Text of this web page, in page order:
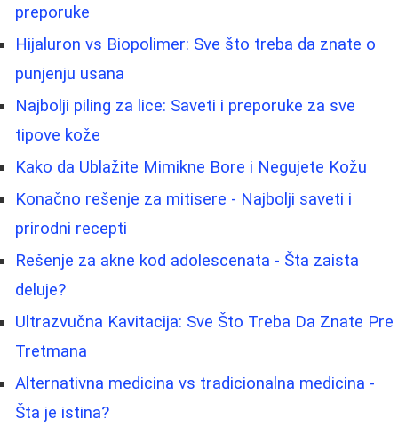
preporuke
Hijaluron vs Biopolimer: Sve što treba da znate o
punjenju usana
Najbolji piling za lice: Saveti i preporuke za sve
tipove kože
Kako da Ublažite Mimikne Bore i Negujete Kožu
Konačno rešenje za mitisere - Najbolji saveti i
prirodni recepti
Rešenje za akne kod adolescenata - Šta zaista
deluje?
Ultrazvučna Kavitacija: Sve Što Treba Da Znate Pre
Tretmana
Alternativna medicina vs tradicionalna medicina -
Šta je istina?